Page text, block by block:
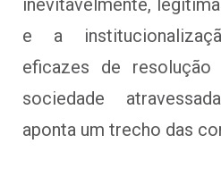
inevitavelmente,
e a
eficazes de
sociedade
aponta um trecho das